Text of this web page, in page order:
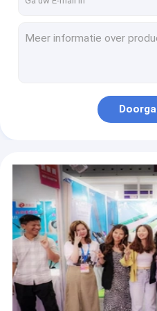
Elektrische Draadloze het Haarsnoeischaren van
HUISDIER 40W van het de Gelijkrichterstitanium van
ETL-CCC Brushless Droogkap de
110v-Pijp met geringe geluidssterkte van de de
OEM ODM 3W 3 in 1 Snoeischaar van het